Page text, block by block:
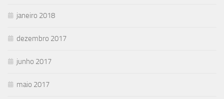
janeiro 2018
dezembro 2017
junho 2017
maio 2017